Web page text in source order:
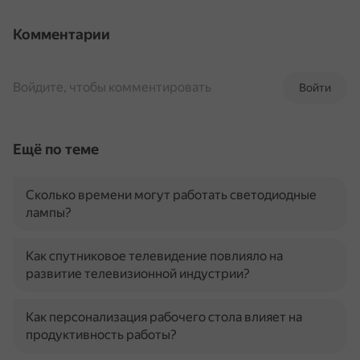
Комментарии
Войти
Войдите, чтобы комментировать
Ещё по теме
Сколько времени могут работать светодиодные
лампы?
Как спутниковое телевидение повлияло на
развитие телевизионной индустрии?
Как персонализация рабочего стола влияет на
продуктивность работы?